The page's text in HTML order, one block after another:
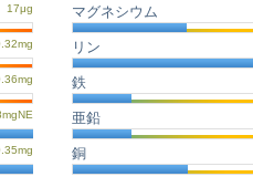
マグネシウム
リン
鉄
亜鉛
銅